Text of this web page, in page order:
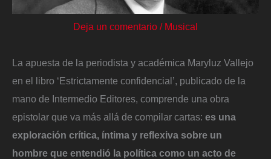
Deja un comentario / Musical
La apuesta de la periodista y académica Maryluz Vallejo
en el libro ‘Estrictamente confidencial’, publicado de la
mano de Intermedio Editores, comprende una obra
epistolar que va más allá de compilar cartas: es una
exploración crítica, íntima y reflexiva sobre un
hombre que entendió la política como un acto de